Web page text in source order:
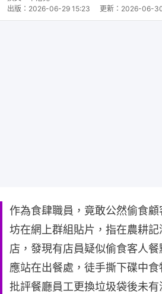
出版： 2026-06-29 15:23 更新： 2026-06-
作為食肆職員，竟敢公然偷食
坊在網上群組貼片，指在農耕
店，發現有店員疑似偷食客人
應站在出餐處，徒手撕下碟中
批評餐廳員工更換垃圾袋後未